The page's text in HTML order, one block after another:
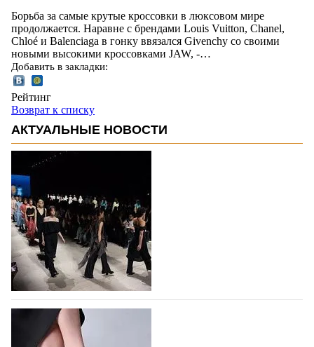
Борьба за самые крутые кроссовки в люксовом мире
продолжается. Наравне с брендами Louis Vuitton, Chanel,
Chloé и Balenciaga в гонку ввязался Givenchy со своими
новыми высокими кроссовками JAW, -…
Добавить в закладки:
Рейтинг
Возврат к списку
АКТУАЛЬНЫЕ НОВОСТИ
На участие в Московской неделе моды
подано 1047 заявок